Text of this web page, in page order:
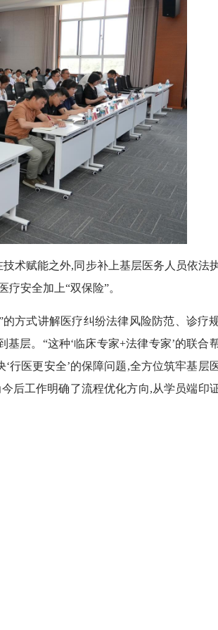
术赋能之外,同步补上基层医务人员依法
安全加上“双保险”。
方式讲解医疗纠纷法律风险防范、诊疗
层。“这种‘临床专家+法律专家’的联合
行医更安全’的保障问题,全方位筑牢基层
后工作明确了流程优化方向,从学员端印